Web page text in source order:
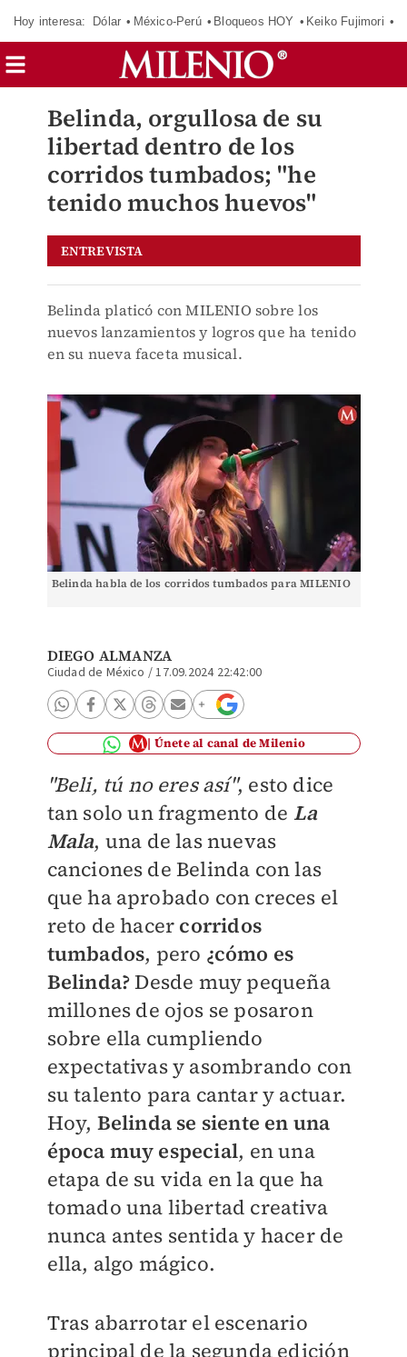
Hoy interesa: Dólar México-Perú Bloqueos HOY Keiko Fujimori
Belinda, orgullosa de su
libertad dentro de los
corridos tumbados; "he
tenido muchos huevos"
ENTREVISTA
Belinda platicó con MILENIO sobre los
nuevos lanzamientos y logros que ha tenido
en su nueva faceta musical.
Belinda habla de los corridos tumbados para MILENIO
DIEGO ALMANZA
Ciudad de México /17.09.2024 22:42:00
Únete al canal de Milenio
"Beli, tú no eres así", esto dice
tan solo un fragmento de La
Mala, una de las nuevas
canciones de Belinda con las
que ha aprobado con creces el
reto de hacer corridos
tumbados, pero ¿cómo es
Belinda?Desde muy pequeña
millones de ojos se posaron
sobre ella cumpliendo
expectativas y asombrando con
su talento para cantar y actuar.
Hoy, Belinda se siente en una
época muy especial, en una
etapa de su vida en la que ha
tomado una libertad creativa
nunca antes sentida y hacer de
ella, algo mágico.
Tras abarrotar el escenario
principal de la segunda edición